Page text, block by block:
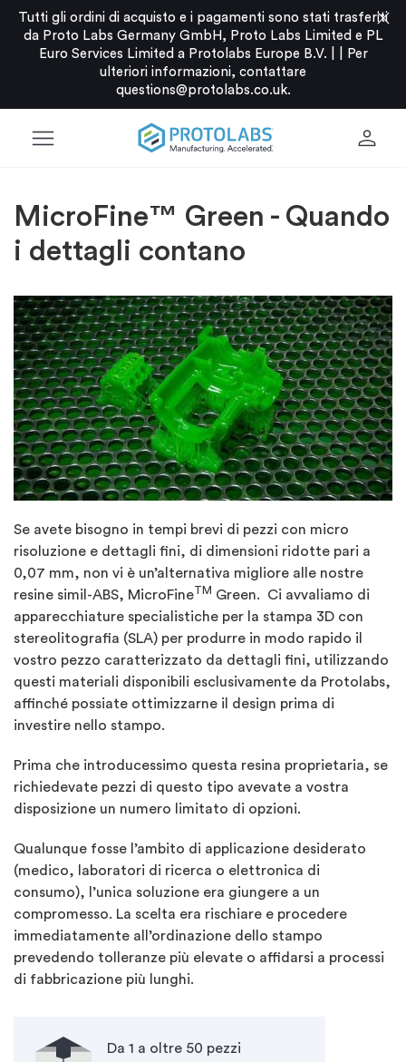
Tutti gli ordini di acquisto e i pagamenti sono stati trasferiti
da Proto Labs Germany GmbH, Proto Labs Limited e PL
Euro Services Limited a Protolabs Europe B.V. |
Per
ulteriori informazioni, contattare
questions@protolabs.co.uk.
close
menu person
MicroFine™ Green - Quando
i dettagli contano
Se avete bisogno in tempi brevi di pezzi con micro
risoluzione e dettagli fini, di dimensioni ridotte pari a
0,07 mm, non vi è un’alternativa migliore alle nostre
resine simil-ABS, MicroFineTM Green. Ci avvaliamo di
apparecchiature specialistiche per la stampa 3D con
stereolitografia (SLA) per produrre in modo rapido il
vostro pezzo caratterizzato da dettagli fini, utilizzando
questi materiali disponibili esclusivamente da Protolabs,
affinché possiate ottimizzarne il design prima di
investire nello stampo.
Prima che introducessimo questa resina proprietaria, se
richiedevate pezzi di questo tipo avevate a vostra
disposizione un numero limitato di opzioni.
Qualunque fosse l’ambito di applicazione desiderato
(medico, laboratori di ricerca o elettronica di
consumo), l’unica soluzione era giungere a un
compromesso. La scelta era rischiare e procedere
immediatamente all’ordinazione dello stampo
prevedendo tolleranze più elevate o affidarsi a processi
di fabbricazione più lunghi.
Da 1 a oltre 50 pezzi